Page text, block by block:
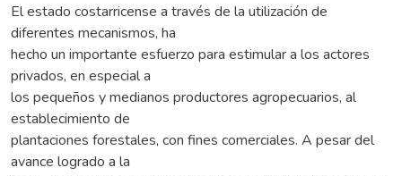
El estado costarricense a través de la utilización de
diferentes mecanismos, ha
hecho un importante esfuerzo para estimular a los actores
privados, en especial a
los pequeños y medianos productores agropecuarios, al
establecimiento de
plantaciones forestales, con fines comerciales. A pesar del
avance logrado a la